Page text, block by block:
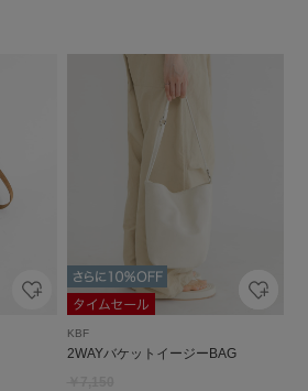
KBF
2WAYバケットイージーBAG